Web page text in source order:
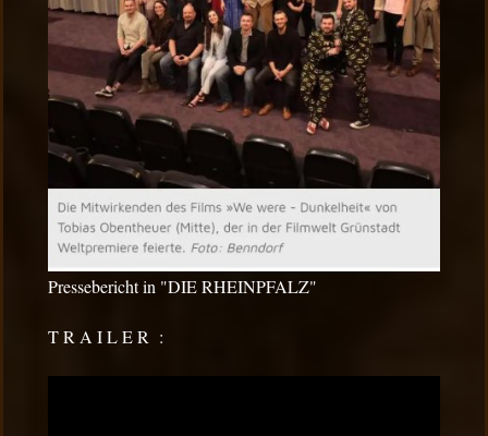
Pressebericht in "DIE RHEINPFALZ"
T R A I L E R :